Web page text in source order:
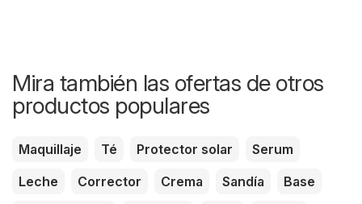
Mira también las ofertas de otros
productos populares
Maquillaje Té Protector solar
Serum
Leche
Corrector Crema Sandía
Base